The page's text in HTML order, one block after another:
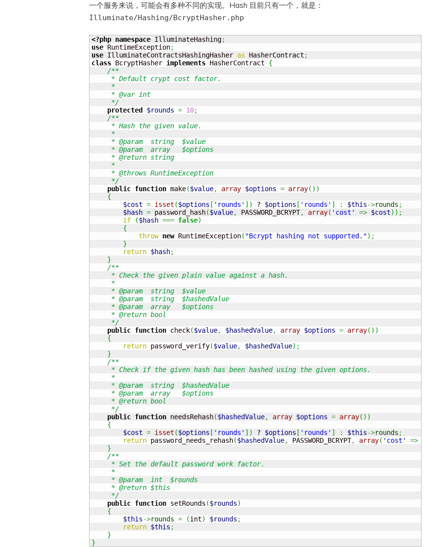
一个服务来说，可能会有多种不同的实现。Hash 目前只有一个，就是：
Illuminate/Hashing/BcryptHasher.php
<?php namespace IlluminateHashing;
use RuntimeException;
use IlluminateContractsHashingHasher as HasherContract ;
class BcryptHasher implements HasherContract {
/**
     * Default crypt cost factor.
     *
     * @var int
     */
protected
$rounds = 10;
/**
     * Hash the given value.
     *
     * @param  string  $value
     * @param  array   $options
     * @return string
     *
     * @throws RuntimeException
     */
public function make($value, array $options = array( ) )
{
$cost = isset ($options [ 'rounds' ] ) ? $options [ 'rounds' ] : $this->rounds ;
$hash = password_hash($value, PASSWORD_BCRYPT, array( 'cost' => $cost) ) ;
if
($hash === false)
{
throw new RuntimeException( "Bcrypt hashing not supported.") ;
}
return $hash;
}
/**
     * Check the given plain value against a hash.
     *
     * @param  string  $value
     * @param  string  $hashedValue
     * @param  array   $options
     * @return bool
     */
public function check($value, $hashedValue, array $options = array( ) )
{
return password_verify($value, $hashedValue) ;
}
/**
     * Check if the given hash has been hashed using the given options.
     *
     * @param  string  $hashedValue
     * @param  array   $options
     * @return bool
     */
public function needsRehash($hashedValue, array $options = array( ) )
{
$cost = isset ($options [ 'rounds' ] ) ? $options [ 'rounds' ] : $this->rounds ;
return password_needs_rehash($hashedValue, PASSWORD_BCRYPT, array( 'cost' =>
}
/**
     * Set the default password work factor.
     *
     * @param  int  $rounds
     * @return $this
     */
public function setRounds ($rounds)
{
$this->rounds = (int) $rounds ;
return $this ;
}
}